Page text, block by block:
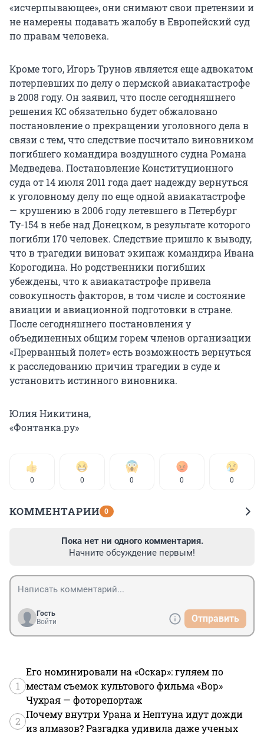
«исчерпывающее», они снимают свои претензии и
не намерены подавать жалобу в Европейский суд
по правам человека.
Кроме того, Игорь Трунов является еще адвокатом
потерпевших по делу о пермской авиакатастрофе
в 2008 году. Он заявил, что после сегодняшнего
решения КС обязательно будет обжаловано
постановление о прекращении уголовного дела в
связи с тем, что следствие посчитало виновником
погибшего командира воздушного судна Романа
Медведева. Постановление Конституционного
суда от 14 июля 2011 года дает надежду вернуться
к уголовному делу по еще одной авиакатастрофе
— крушению в 2006 году летевшего в Петербург
Ту-154 в небе над Донецком, в результате которого
погибли 170 человек. Следствие пришло к выводу,
что в трагедии виноват экипаж командира Ивана
Корогодина. Но родственники погибших
убеждены, что к авиакатастрофе привела
совокупность факторов, в том числе и состояние
авиации и авиационной подготовки в стране.
После сегодняшнего постановления у
объединенных общим горем членов организации
«Прерванный полет» есть возможность вернуться
к расследованию причин трагедии в суде и
установить истинного виновника.
Юлия Никитина,
«Фонтанка.ру»
0 0 0 0 0
КОММЕНТАРИИ 0
Пока нет ни одного комментария.
Начните обсуждение первым!
Гость
Войти
Отправить
1
Его номинировали на «Оскар»: гуляем по
местам съемок культового фильма «Вор»
Чухрая — фоторепортаж
2
Почему внутри Урана и Нептуна идут дожди
из алмазов? Разгадка удивила даже ученых